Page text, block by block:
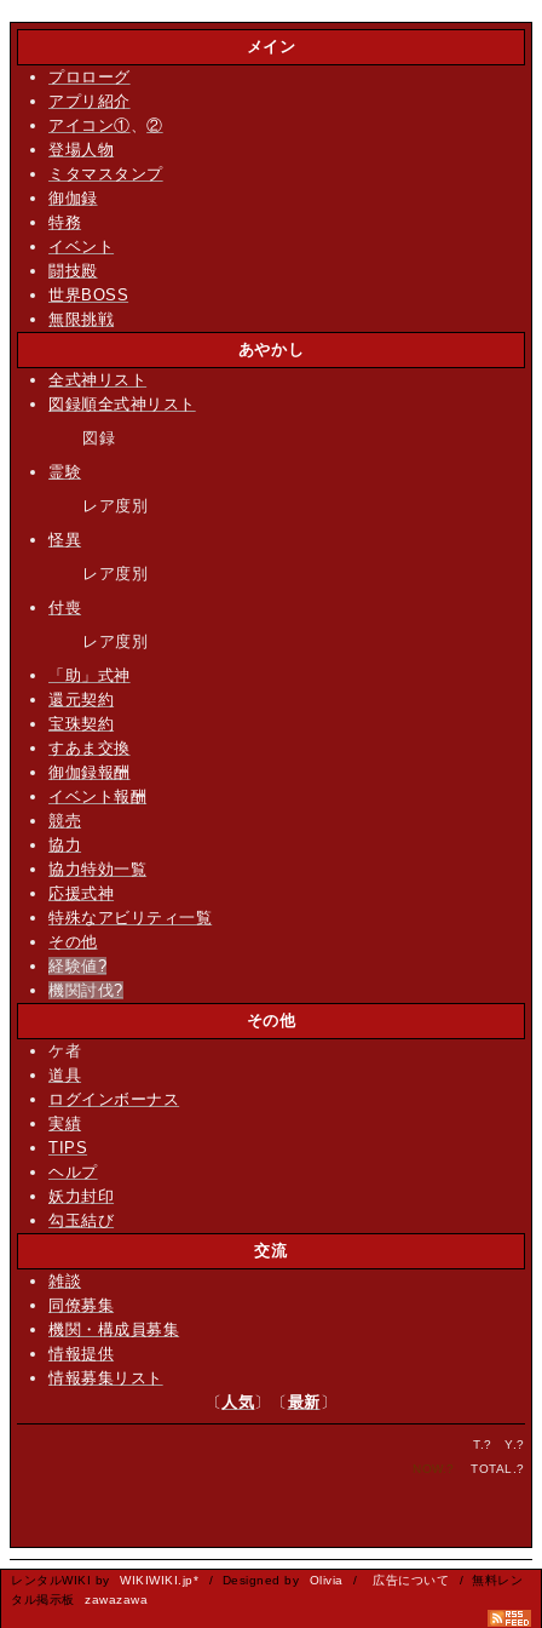
メイン
プロローグ
アプリ紹介
アイコン①、②
登場人物
ミタマスタンプ
御伽録
特務
イベント
闘技殿
世界BOSS
無限挑戦
あやかし
全式神リスト
図録順全式神リスト
図録
霊験
レア度別
怪異
レア度別
付喪
レア度別
「助」式神
還元契約
宝珠契約
すあま交換
御伽録報酬
イベント報酬
競売
協力
協力特効一覧
応援式神
特殊なアビリティ一覧
その他
経験値?
機関討伐?
その他
ケ者
道具
ログインボーナス
実績
TIPS
ヘルプ
妖力封印
勾玉結び
交流
雑談
同僚募集
機関・構成員募集
情報提供
情報募集リスト
〔 人気〕〔 最新 〕
T.? Y.?
NOW. ? TOTAL.?
レンタルWIKI by WIKIWIKI.jp* / Designed by Olivia / 広告について
/ 無料レン
タル掲示板
zawazawa